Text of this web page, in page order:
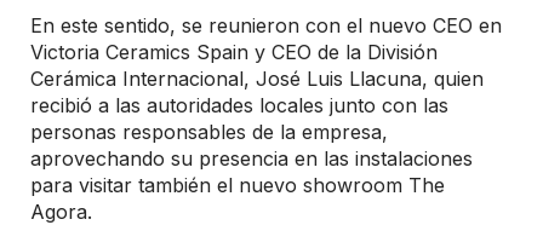
En este sentido, se reunieron con el nuevo CEO en
Victoria Ceramics Spain y CEO de la División
Cerámica Internacional, José Luis Llacuna, quien
recibió a las autoridades locales junto con las
personas responsables de la empresa,
aprovechando su presencia en las instalaciones
para visitar también el nuevo showroom The
Agora.